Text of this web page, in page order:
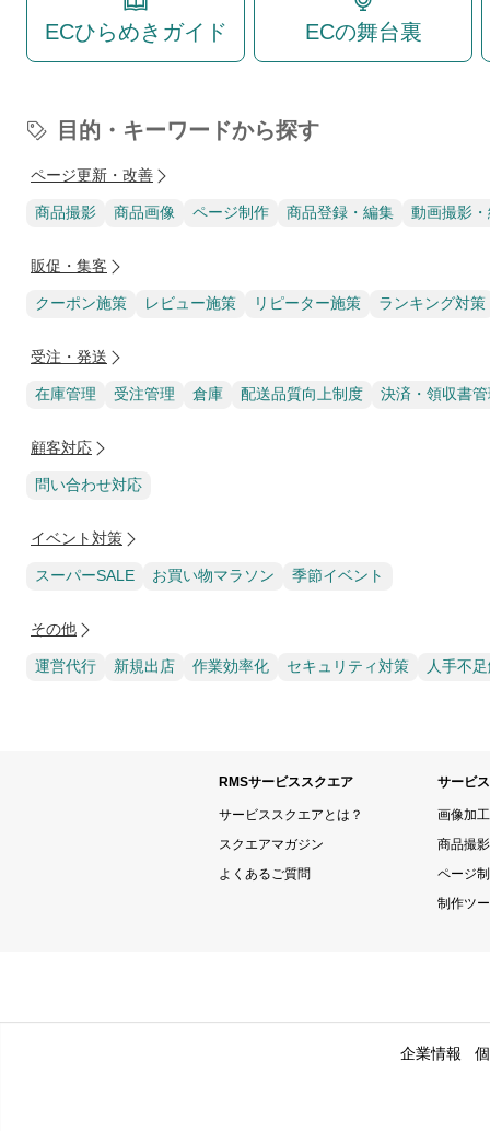
ECひらめきガイド ECの舞台裏
目的・キーワードから探す
ページ更新・改善
商品撮影 商品画像 ページ制作 商品登録・編集 動画撮影
販促・集客
クーポン施策 レビュー施策 リピーター施策 ランキング対策
受注・発送
在庫管理 受注管理 倉庫 配送品質向上制度 決済・領収書
顧客対応
問い合わせ対応
イベント対策
スーパーSALE お買い物マラソン 季節イベント
その他
運営代行 新規出店 作業効率化 セキュリティ対策 人手不
RMSサービススクエア
サービススクエアとは？
スクエアマガジン
よくあるご質問
サービ
画像加
商品撮影
ページ
制作ツ
企業情報